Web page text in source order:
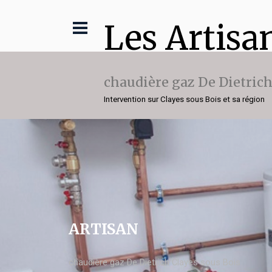
Les
chaudière gaz De Dietrich
Intervention sur Clayes sous Bois et sa région
ARTISAN
chaudière gaz De Dietrich Clayes sous Bois